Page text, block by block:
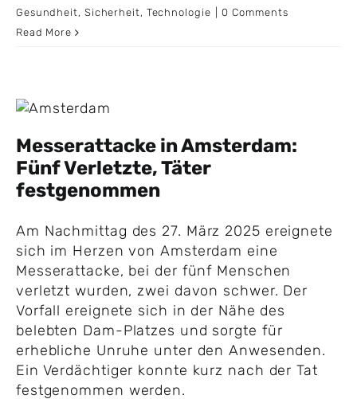
Gesundheit, Sicherheit, Technologie
0 Comments
Read More
Messerattacke in Amsterdam:
Fünf Verletzte, Täter
festgenommen
Am Nachmittag des 27. März 2025 ereignete
sich im Herzen von Amsterdam eine
Messerattacke, bei der fünf Menschen
verletzt wurden, zwei davon schwer. Der
Vorfall ereignete sich in der Nähe des
belebten Dam-Platzes und sorgte für
erhebliche Unruhe unter den Anwesenden.
Ein Verdächtiger konnte kurz nach der Tat
festgenommen werden.